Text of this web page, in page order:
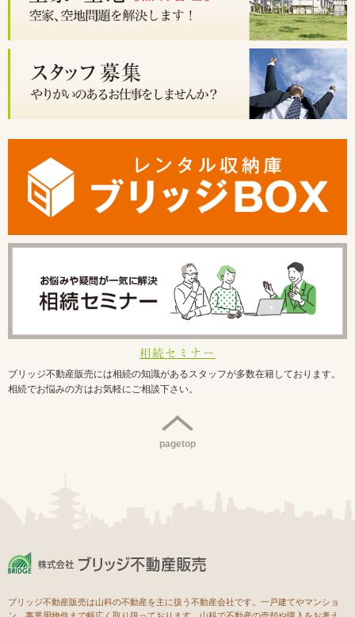
相続セミナー
ブリッジ不動産販売には相続の知識があるスタッフが多数在籍しております。
相続でお悩みの方はお気軽にご相談下さい。
pagetop
ブリッジ不動産販売は山科の不動産を主に扱う不動産会社です。一戸建てやマンショ